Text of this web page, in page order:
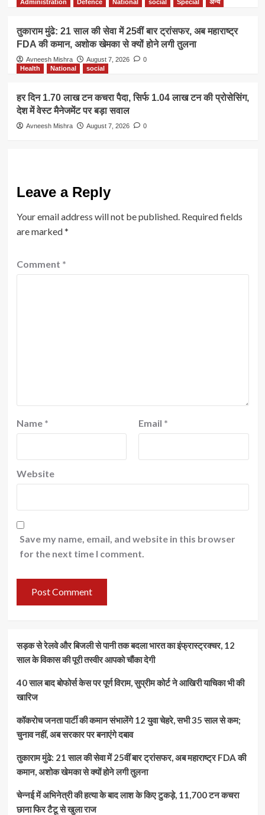
Administration Defence National social Special अन्य
तुकाराम मुंढे: 21 साल की सेवा में 25वीं बार ट्रांसफर, अब महाराष्ट्र
FDA की कमान, अशोक खेमका से क्यों होने लगी तुलना
Avneesh Mishra August 7, 2026
0
Health
National social
हर दिन 1.70 लाख टन कचरा पैदा, सिर्फ 1.04 लाख टन की प्रोसेसिंग,
देश में वेस्ट मैनेजमेंट पर बड़ा सवाल
Avneesh Mishra August 7, 2026 0
Leave a Reply
Your email address will not be published. Required fields
are marked*
Comment *
Name * Email *
Website
Save my name, email, and website in this browser
for the next time I comment.
सड़क से रेलवे और बिजली से पानी तक बदला भारत का इंफ्रास्ट्रक्चर, 12
साल के विकास की पूरी तस्वीर आपको चौंका देगी
40 साल बाद बोफोर्स केस पर पूर्ण विराम, सुप्रीम कोर्ट ने आखिरी याचिका भी की
खारिज
कॉकरोच जनता पार्टी की कमान संभालेंगे 12 युवा चेहरे, सभी 35 साल से कम;
चुनाव नहीं, अब सरकार पर बनाएंगे दबाव
तुकाराम मुंढे: 21 साल की सेवा में 25वीं बार ट्रांसफर, अब महाराष्ट्र FDA की
कमान, अशोक खेमका से क्यों होने लगी तुलना
चेन्नई में अभिनेत्री की हत्या के बाद लाश के किए टुकड़े, 11,700 टन कचरा
छाना फिर टैटू से खुला राज